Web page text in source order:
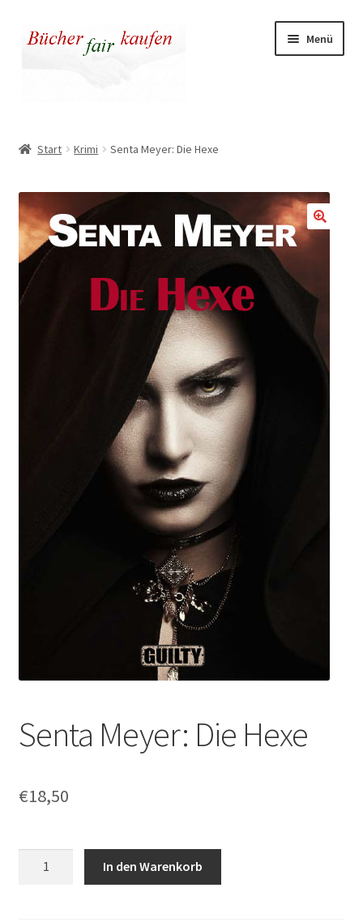
Zur
Navigation
Zum
Inhalt
Menü
Warenkorb
Warum fair kaufen
Start Krimi Senta Meyer: Die Hexe
Senta Meyer: Die Hexe
€18,50
In den Warenkorb